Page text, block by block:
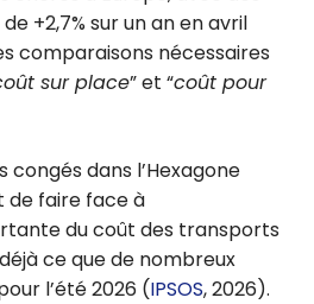
+2,7% sur un an en avril
comparaisons nécessaires
sur place” et “coût pour
dans l’Hexagone
faire face à
du coût des transports
ce que de nombreux
l’été 2026 (IPSOS, 2026).